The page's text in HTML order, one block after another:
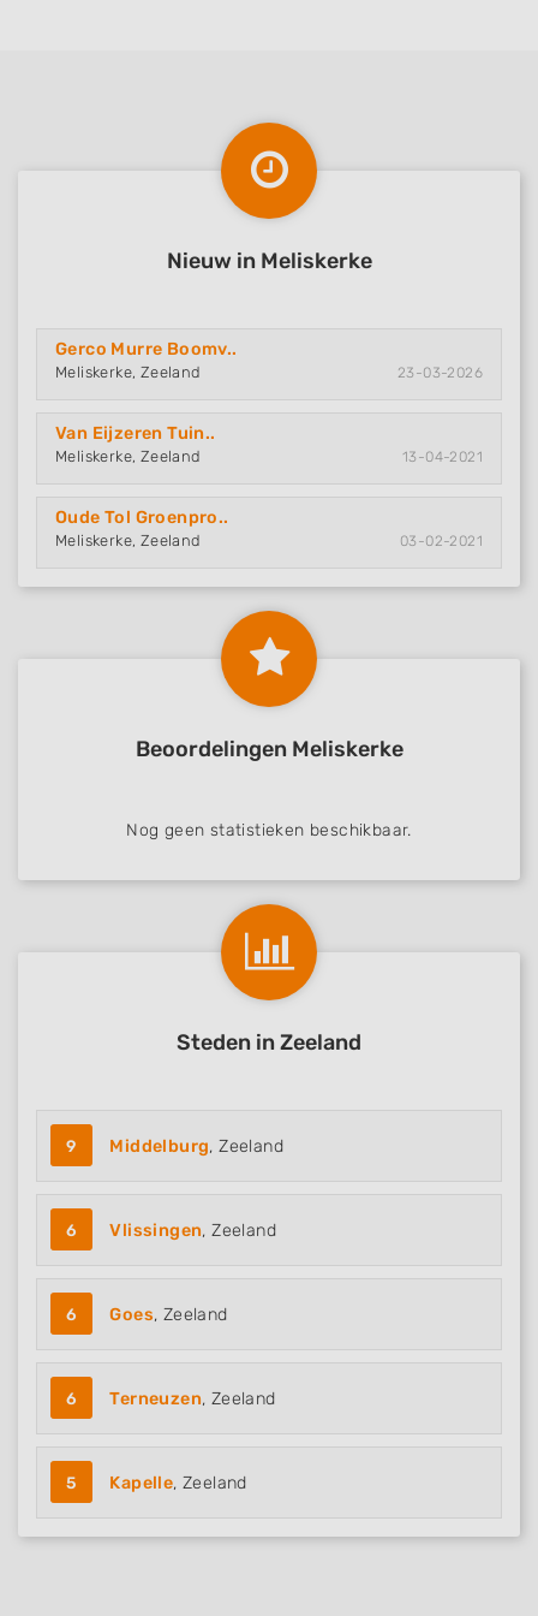
Nieuw in Meliskerke
Gerco Murre Boomv..
Meliskerke, Zeeland 23-03-2026
Van Eijzeren Tuin..
Meliskerke, Zeeland 13-04-2021
Oude Tol Groenpro..
Meliskerke, Zeeland 03-02-2021
Beoordelingen Meliskerke
Nog geen statistieken beschikbaar.
Steden in Zeeland
9 Middelburg, Zeeland
6 Vlissingen, Zeeland
6 Goes, Zeeland
6 Terneuzen, Zeeland
5 Kapelle, Zeeland